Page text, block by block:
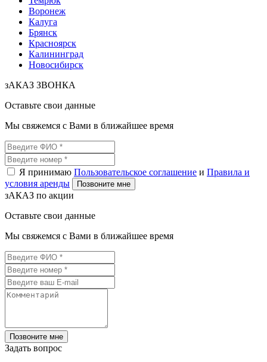
Воронеж
Калуга
Брянск
Красноярск
Калининград
Новосибирск
зАКАЗ ЗВОНКА
Оставьте свои данные
Мы свяжемся с Вами в ближайшее время
Я принимаю Пользовательское соглашение и Правила и
условия аренды
Позвоните мне
зАКАЗ по акции
Оставьте свои данные
Мы свяжемся с Вами в ближайшее время
Позвоните мне
Задать вопрос